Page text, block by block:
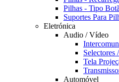
Pilhas - Tipo
Suportes Para
Eletrónica
Audio / Vídeo
Selectores
Tela
Automóvel